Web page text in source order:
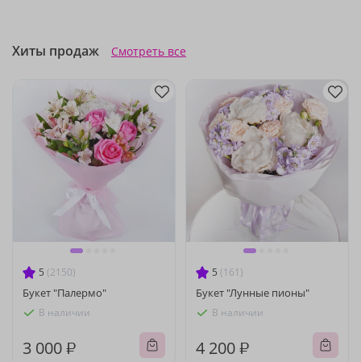
Хиты продаж Смотреть все
5 (2150)
Букет "Палермо"
В наличии
3 000 ₽
5 (161)
Букет "Лунные пионы"
В наличии
4 200 ₽